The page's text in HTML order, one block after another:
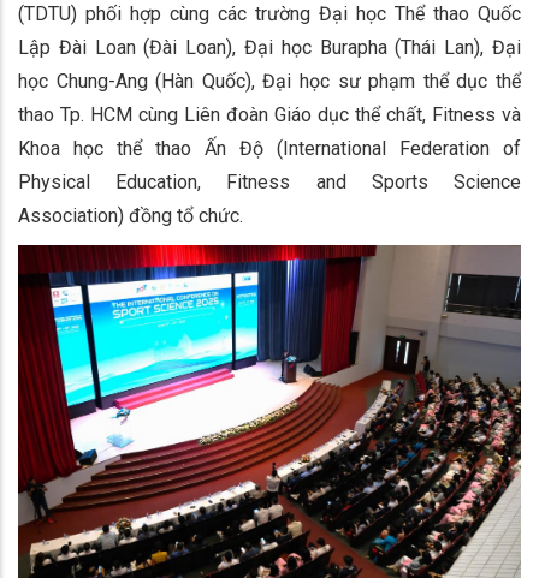
(TDTU) phối hợp cùng các trường Đại học Thể thao Quốc
Lập Đài Loan (Đài Loan), Đại học Burapha (Thái Lan), Đại
học Chung-Ang (Hàn Quốc), Đại học sư phạm thể dục thể
thao Tp. HCM cùng Liên đoàn Giáo dục thể chất, Fitness và
Khoa học thể thao Ấn Độ (International Federation of
Physical Education, Fitness and Sports Science
Association) đồng tổ chức.